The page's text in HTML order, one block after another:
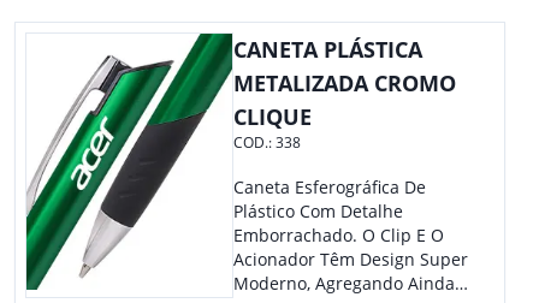
Sua Empresa.
CANETA PLÁSTICA
METALIZADA CROMO
CLIQUE
COD.:338
Caneta Esferográfica De
Plástico Com Detalhe
Emborrachado. O Clip E O
Acionador Têm Design Super
Moderno, Agregando Ainda